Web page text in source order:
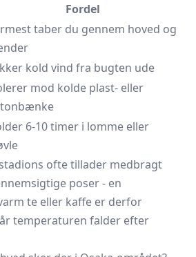
Fordel
taber du gennem hoved og
kold vind fra bugten ude
mod kolde plast- eller
6-10 timer i lomme eller
ofte tillader medbragt
poser - en
te eller kaffe er derfor
temperaturen falder efter